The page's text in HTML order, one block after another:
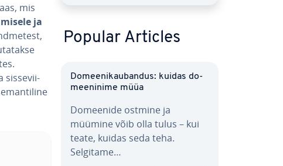
mis
ja
sis­se­vii­
Popular Articles
Do­mee­ni­kau­ban­dus: kuidas do­
mee­ninime müüa
Domeenide ostmine ja
müümine võib olla tulus – kui
teate, kuidas seda teha.
Selgitame…